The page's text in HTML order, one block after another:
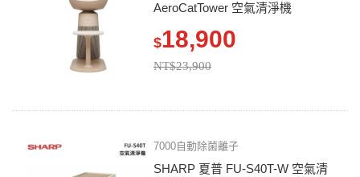
AeroCatTower 空氣清淨機
$18,900
NT$23,900
7000自動除菌離子
SHARP 夏普 FU-S40T-W 空氣清